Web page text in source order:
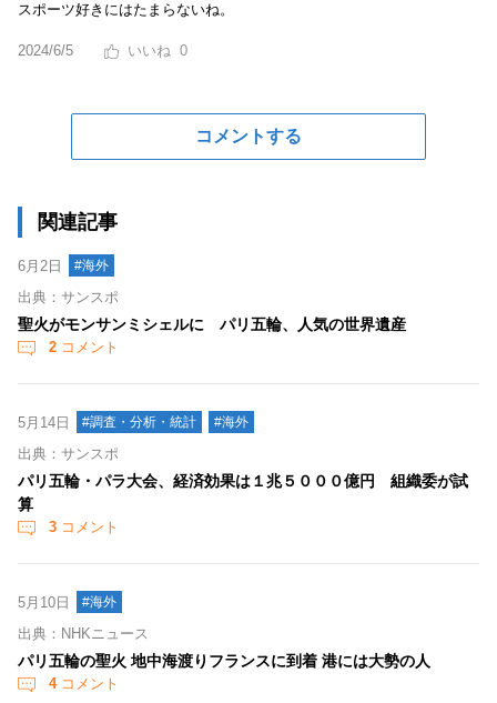
スポーツ好きにはたまらないね。
2024/6/5 0
コメントする
関連記事
6月2日 #海外
出典：サンスポ
聖火がモンサンミシェルに パリ五輪、人気の世界遺産
2 コメント
5月14日 #調査・分析・統計 #海外
出典：サンスポ
パリ五輪・パラ大会、経済効果は１兆５０００億円 組織委が試
算
3 コメント
5月10日 #海外
出典：NHKニュース
パリ五輪の聖火 地中海渡りフランスに到着 港には大勢の人
4コメント